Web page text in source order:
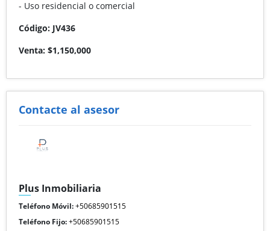
- Uso residencial o comercial
Código: JV436
Venta: $1,150,000
Contacte al asesor
Plus Inmobiliaria
Teléfono Móvil:+50685901515
Teléfono Fijo:+50685901515